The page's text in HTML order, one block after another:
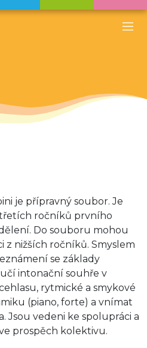
je přípravný soubor. Je
ročníků prvního
Do souboru mohou
z nižších ročníků. Smyslem
se základy
intonační souhře v
rytmické a smykové
(piano, forte) a vnímat
Jsou vedeni ke spolupráci a
prospěch kolektivu.